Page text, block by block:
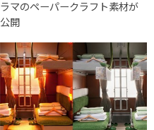
ラマのペーパークラフト素材が
公開